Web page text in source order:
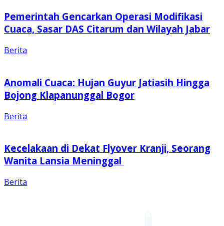
Pemerintah Gencarkan Operasi Modifikasi
Cuaca, Sasar DAS Citarum dan Wilayah Jabar
Berita
Anomali Cuaca: Hujan Guyur Jatiasih Hingga
Bojong Klapanunggal Bogor
Berita
Kecelakaan di Dekat Flyover Kranji, Seorang
Wanita Lansia Meninggal
Berita